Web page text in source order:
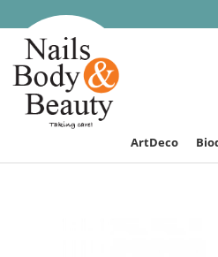
ArtDeco